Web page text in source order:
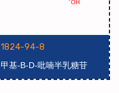
1824-94-8
甲基-Β-D-吡喃半乳糖苷